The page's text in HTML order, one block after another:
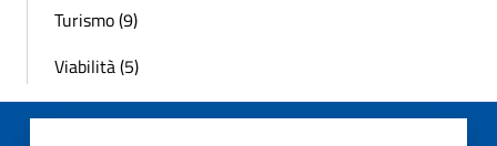
Turismo (9)
Viabilità (5)